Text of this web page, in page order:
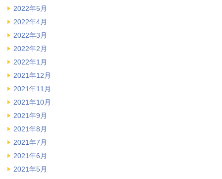
2022年5月
2022年4月
2022年3月
2022年2月
2022年1月
2021年12月
2021年11月
2021年10月
2021年9月
2021年8月
2021年7月
2021年6月
2021年5月